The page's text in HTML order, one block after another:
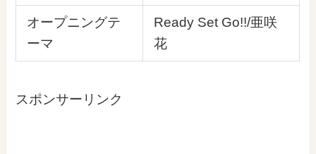
オープニングテ
ーマ
Ready Set Go!!/亜咲
花
スポンサーリンク